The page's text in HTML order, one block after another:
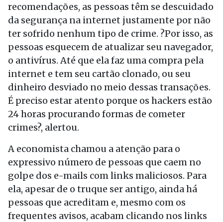
recomendações, as pessoas têm se descuidado
da segurança na internet justamente por não
ter sofrido nenhum tipo de crime. ?Por isso, as
pessoas esquecem de atualizar seu navegador,
o antivírus. Até que ela faz uma compra pela
internet e tem seu cartão clonado, ou seu
dinheiro desviado no meio dessas transações.
É preciso estar atento porque os hackers estão
24 horas procurando formas de cometer
crimes?, alertou.
A economista chamou a atenção para o
expressivo número de pessoas que caem no
golpe dos e-mails com links maliciosos. Para
ela, apesar de o truque ser antigo, ainda há
pessoas que acreditam e, mesmo com os
frequentes avisos, acabam clicando nos links